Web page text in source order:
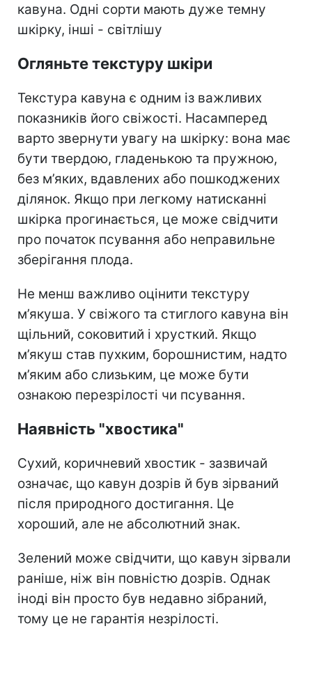
кавуна. Одні сорти мають дуже темну
шкірку, інші - світлішу
Огляньте текстуру шкіри
Текстура кавуна є одним із важливих
показників його свіжості. Насамперед
варто звернути увагу на шкірку: вона має
бути твердою, гладенькою та пружною,
без м’яких, вдавлених або пошкоджених
ділянок. Якщо при легкому натисканні
шкірка прогинається, це може свідчити
про початок псування або неправильне
зберігання плода.
Не менш важливо оцінити текстуру
м’якуша. У свіжого та стиглого кавуна він
щільний, соковитий і хрусткий. Якщо
м’якуш став пухким, борошнистим, надто
м’яким або слизьким, це може бути
ознакою перезрілості чи псування.
Наявність "хвостика"
Сухий, коричневий хвостик - зазвичай
означає, що кавун дозрів й був зірваний
після природного достигання. Це
хороший, але не абсолютний знак.
Зелений може свідчити, що кавун зірвали
раніше, ніж він повністю дозрів. Однак
іноді він просто був недавно зібраний,
тому це не гарантія незрілості.